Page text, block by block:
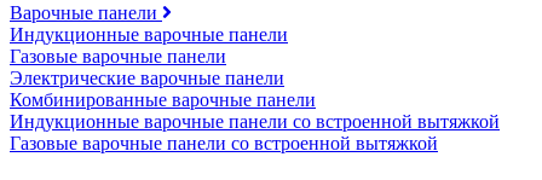
Варочные панели
Индукционные варочные панели
Газовые варочные панели
Электрические варочные панели
Комбинированные варочные панели
Индукционные варочные панели со встроенной вытяжкой
Газовые варочные панели со встроенной вытяжкой